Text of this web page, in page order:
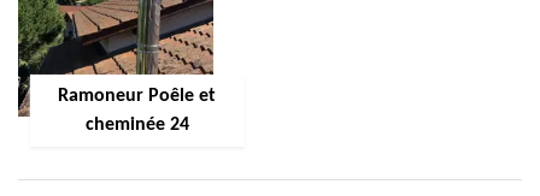
Ramoneur Poêle et
cheminée 24